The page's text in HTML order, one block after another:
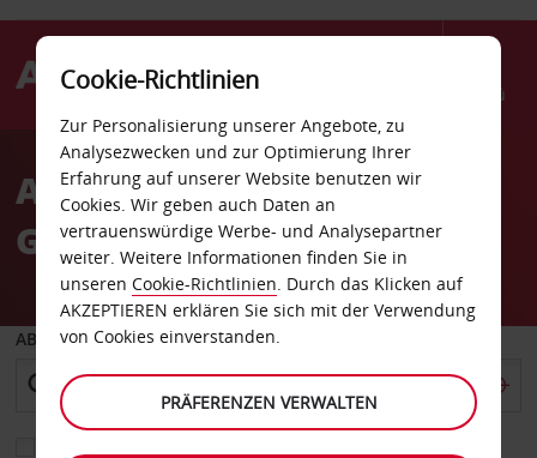
Menü
AvisAutovermietung
Glattbrugg
ABHOLEN VON
Cookie-Richtlinien
Zur Personalisierung unserer Angebote, zu
Analysezwecken und zur Optimierung Ihrer
Erfahrung auf unserer Website benutzen wir
Cookies. Wir geben auch Daten an
vertrauenswürdige Werbe- und Analysepartner
weiter. Weitere Informationen finden Sie in
unseren Cookie-Richtlinien. Durch das Klicken auf
AKZEPTIEREN erklären Sie sich mit der Verwendung
von Cookies einverstanden.
PRÄFERENZEN VERWALTEN